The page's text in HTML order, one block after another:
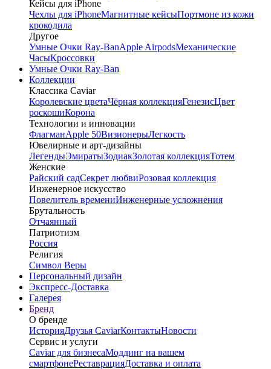
Кейсы для iPhone
Чехлы для iPhoneМагнитные кейсыПортмоне из кожи
крокодила
Другое
Умные Очки Ray-BanApple AirpodsМеханические
ЧасыКроссовки
Умные Очки Ray-Ban
Коллекции
Классика Caviar
Королевские цветаЧёрная коллекцияГенезисЦвет
роскошиКорона
Технологии и инновации
ФлагманApple 50ВизионерыЛегкость
Ювелирные и арт-дизайны
ЛегендыЭмиратыЗодиакЗолотая коллекцияТотем
Женские
Райский садСекрет любвиРозовая коллекция
Инженерное искусство
Повелитель времениИнженерные усложнения
Брутальность
Отчаянный
Патриотизм
Россия
Религия
Символ Веры
Персональный дизайн
Экспресс-Доставка
Галерея
Бренд
О бренде
ИсторияДрузья CaviarКонтактыНовости
Сервис и услуги
Caviar для бизнесаМоддинг на вашем
смартфонеРеставрацияДоставка и оплата